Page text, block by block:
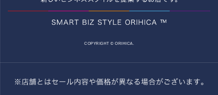
COPYRIGHT © ORIHICA.